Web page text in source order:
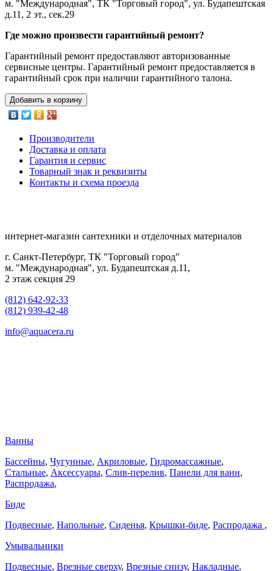
м. "Международная", ТК "Торговый город", ул. Будапештская
д.11, 2 эт., сек.29
Где можно произвести гарантийный ремонт?
Гарантийный ремонт предоставляют авторизованные
сервисные центры. Гарантийный ремонт предоставляется в
гарантийный срок при наличии гарантийного талона.
Добавить в корзину
Производители
Доставка и оплата
Гарантия и сервис
Товарный знак и реквизиты
Контакты и схема проезда
интернет-магазин сантехники и отделочных материалов
г. Санкт-Петербург, ТК "Торговый город"
м. "Международная", ул. Будапештская д.11,
2 этаж секция 29
(812) 642-92-33
(812) 939-42-48
info@aquacera.ru
Ванны
Бассейны, Чугунные, Акриловые, Гидромассажные,
Стальные, Аксессуары, Слив-перелив, Панели для ванн,
Распродажа,
Биде
Подвесные, Напольные, Сиденья, Крышки-биде, Распродажа ,
Умывальники
Подвесные, Врезные сверху, Врезные снизу, Накладные,